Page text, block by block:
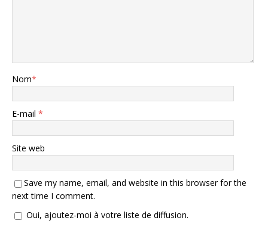
Nom*
E-mail *
Site web
Save my name, email, and website in this browser for the
next time I comment.
Oui, ajoutez-moi à votre liste de diffusion.